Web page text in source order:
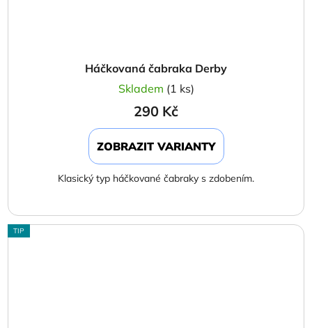
Háčkovaná čabraka Derby
Skladem (1 ks)
290 Kč
ZOBRAZIT VARIANTY
Klasický typ háčkované čabraky s zdobením.
TIP